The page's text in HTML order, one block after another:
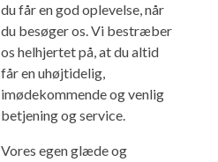
du får en god oplevelse, når
du besøger os. Vi bestræber
os helhjertet på, at du altid
får en uhøjtidelig,
imødekommende og venlig
betjening og service.
Vores egen glæde og